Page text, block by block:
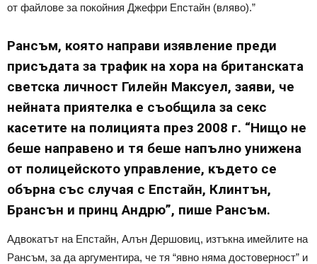
от файлове за покойния Джефри Епстайн (вляво).”
Рансъм, която направи изявление преди
присъдата за трафик на хора на британската
светска личност Гилейн Максуел, заяви, че
нейната приятелка е съобщила за секс
касетите на полицията през 2008 г. “Нищо не
беше направено и тя беше напълно унижена
от полицейското управление, където се
обърна със случая с Епстайн, Клинтън,
Брансън и принц Андрю”, пише Рансъм.
Адвокатът на Епстайн, Алън Дершовиц, изтъкна имейлите на
Рансъм, за да аргументира, че тя “явно няма достоверност” и